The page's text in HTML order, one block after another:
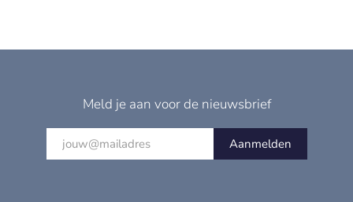
Meld je aan voor de nieuwsbrief
Aanmelden